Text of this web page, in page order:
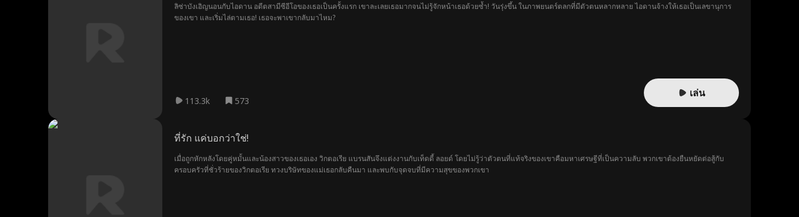
ลิซ่าบังเอิญนอนกับไอดาน อดีตสามีซีอีโอของเธอเป็นครั้งแรก เขาละเลยเธอมากจนไม่รู้จักหน้าเธอด้วยซ้ำ! วันรุ่งขึ้น ในภาพยนตร์ตลกที่มีตัวตนหลากหลาย ไอดานจ้างให้เธอเป็นเลขานุการ
ของเขา และเริ่มไล่ตามเธอ! เธอจะพาเขากลับมาไหม?
113.3k 573
เล่น
ที่รัก แค่บอกว่าใช่!
เมื่อถูกหักหลังโดยคู่หมั้นและน้องสาวของเธอเอง วิกตอเรีย แบรนสันจึงแต่งงานกับเท็ดดี้ ลอยด์ โดยไม่รู้ว่าตัวตนที่แท้จริงของเขาคือมหาเศรษฐีที่เป็นความลับ พวกเขาต้องยืนหยัดต่อสู้กับ
ครอบครัวที่ชั่วร้ายของวิกตอเรีย ทวงบริษัทของแม่เธอกลับคืนมา และพบกับจุดจบที่มีความสุขของพวกเขา